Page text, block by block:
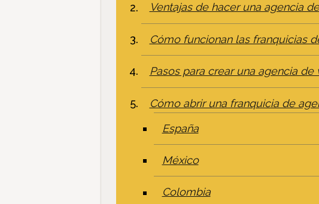
Ventajas de hacer una agencia
Cómo funcionan las franquicias
Pasos para crear una agencia de
Cómo abrir una franquicia de
España
México
Colombia